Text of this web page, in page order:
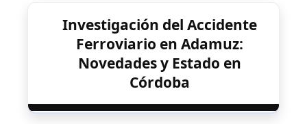
Investigación del Accidente
Ferroviario en Adamuz:
Novedades y Estado en
Córdoba